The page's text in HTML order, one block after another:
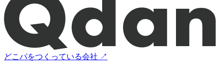
どこパをつくっている会社 ↗